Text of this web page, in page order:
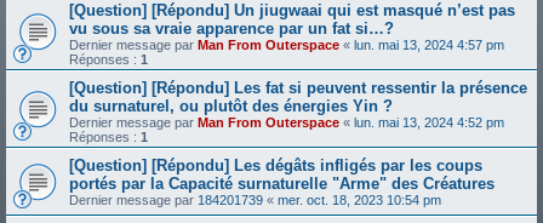
[Question] [Répondu] Un jiugwaai qui est masqué n’est pas
vu sous sa vraie apparence par un fat si…?
Dernier message par Man From Outerspace « lun. mai 13, 2024 4:57 pm
Réponses : 1
[Question] [Répondu] Les fat si peuvent ressentir la présence
du surnaturel, ou plutôt des énergies Yin ?
Dernier message par Man From Outerspace « lun. mai 13, 2024 4:52 pm
Réponses : 1
[Question] [Répondu] Les dégâts infligés par les coups
portés par la Capacité surnaturelle "Arme" des Créatures
Dernier message par 184201739 « mer. oct. 18, 2023 10:54 pm